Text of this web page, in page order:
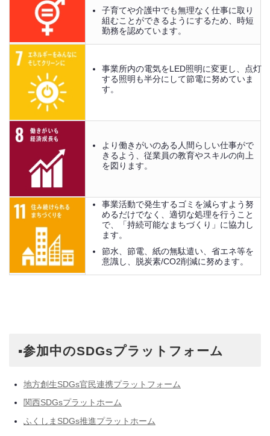
子育てや介護中でも無理なく仕事に取り
組むことができるようにするため、時短
勤務を認めています。
事業所内の電気をLED照明に変更し、点灯
する照明も半分にして節電に努めていま
す。
より働きがいのある人間らしい仕事がで
きるよう、従業員の教育やスキルの向上
を図ります。
事業活動で発生するゴミを減らすよう努
めるだけでなく、適切な処理を行うこと
で、「持続可能なまちづくり」に協力し
ます。
節水、節電、紙の無駄遣い、省エネ等を
意識し、脱炭素/CO2削減に努めます。
▪参加中のSDGsプラットフォーム
地方創生SDGs官民連携プラットフォーム
関西SDGsプラットホーム
ふくしまSDGs推進プラットホーム